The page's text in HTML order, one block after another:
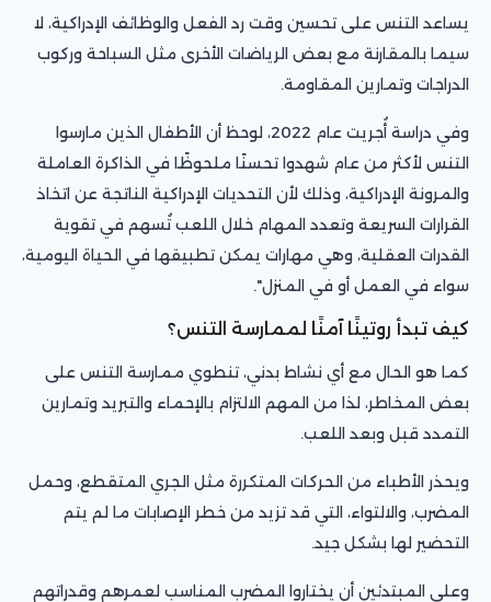
يساعد التنس على تحسين وقت رد الفعل والوظائف الإدراكية، لا
سيما بالمقارنة مع بعض الرياضات الأخرى مثل السباحة وركوب
الدراجات وتمارين المقاومة.
وفي دراسة أُجريت عام 2022، لوحظ أن الأطفال الذين مارسوا
التنس لأكثر من عام شهدوا تحسنًا ملحوظًا في الذاكرة العاملة
والمرونة الإدراكية، وذلك لأن التحديات الإدراكية الناتجة عن اتخاذ
القرارات السريعة وتعدد المهام خلال اللعب تُسهم في تقوية
القدرات العقلية، وهي مهارات يمكن تطبيقها في الحياة اليومية،
سواء في العمل أو في المنزل".
كيف تبدأ روتينًا آمنًا لممارسة التنس؟
كما هو الحال مع أي نشاط بدني، تنطوي ممارسة التنس على
بعض المخاطر، لذا من المهم الالتزام بالإحماء والتبريد وتمارين
التمدد قبل وبعد اللعب.
ويحذر الأطباء من الحركات المتكررة مثل الجري المتقطع، وحمل
المضرب، والالتواء، التي قد تزيد من خطر الإصابات ما لم يتم
التحضير لها بشكل جيد.
وعلى المبتدئين أن يختاروا المضرب المناسب لعمرهم وقدراتهم